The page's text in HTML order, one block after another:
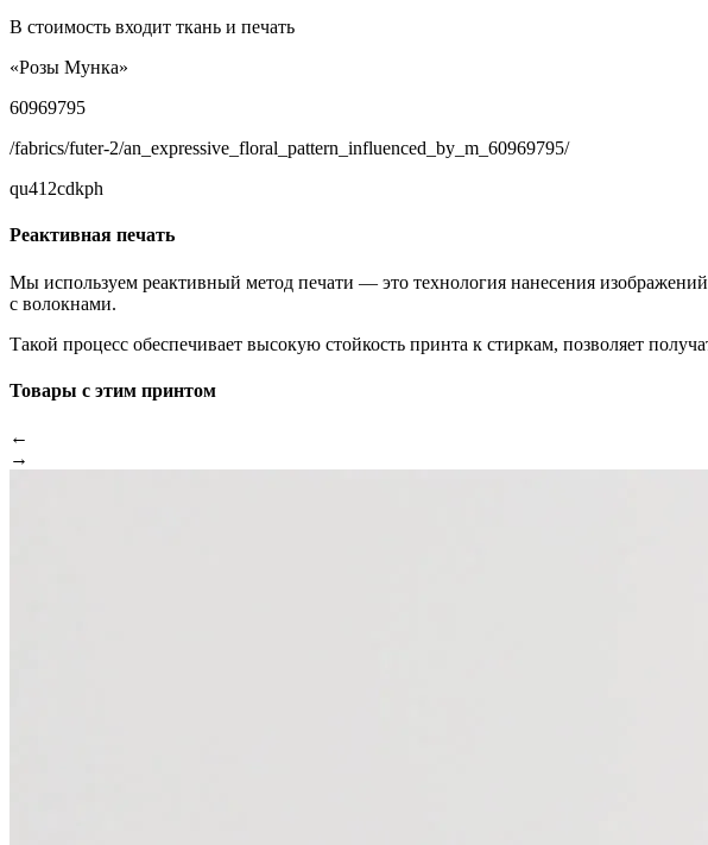
В стоимость входит ткань и печать
«Розы Мунка»
60969795
/fabrics/futer-2/an_expressive_floral_pattern_influenced_by_m_60969795/
qu412cdkph
Реактивная печать
Мы используем реактивный метод печати — это технология нанесения
с волокнами.
Такой процесс обеспечивает высокую стойкость принта к стиркам, позволяет
Товары с этим принтом
←
→